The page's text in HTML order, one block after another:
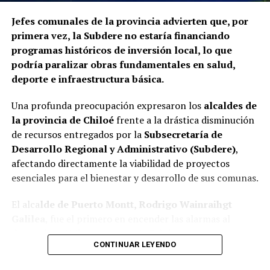
fiscalizaciones y solicitará antecedentes a cada
organismo involucrado para determinar las
responsabilidades administrativas correspondientes.
Jefes comunales de la provincia advierten que, por
primera vez, la Subdere no estaría financiando
programas históricos de inversión local, lo que
podría paralizar obras fundamentales en salud,
deporte e infraestructura básica.
Una profunda preocupación expresaron los alcaldes de
la provincia de Chiloéfrente a la drástica disminución
de recursos entregados por la Subsecretaría de
Desarrollo Regional y Administrativo (Subdere),
afectando directamente la viabilidad de proyectos
esenciales para el bienestar y desarrollo de sus comunas.
El alca lde de Puerto Montt, Rodrigo Wainraihgt
denunciar públicamente que la Subdere no cuenta con
fondos para financiar iniciativas del Programa de
CONTINUAR LEYENDO